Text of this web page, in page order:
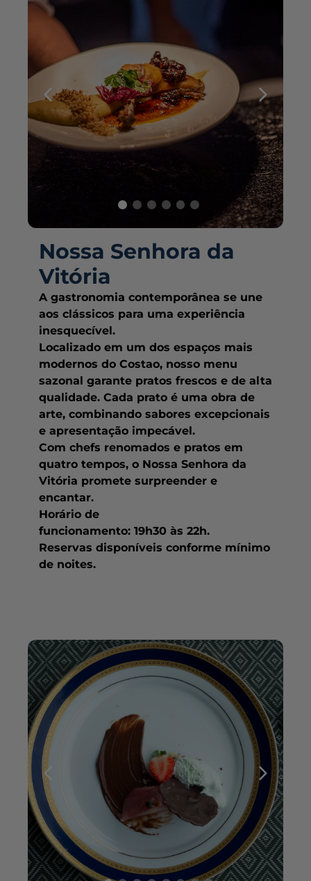
Nossa Senhora da
Vitória
A gastronomia contemporânea se une
aos clássicos para uma experiência
inesquecível.
Localizado em um dos espaços mais
modernos do Costao, nosso menu
sazonal garante pratos frescos e de alta
qualidade. Cada prato é uma obra de
arte, combinando sabores excepcionais
e apresentação impecável.
Com chefs renomados e pratos em
quatro tempos, o Nossa Senhora da
Vitória promete surpreender e
encantar.
Horário de
funcionamento: 19h30 às 22h.
Reservas disponíveis conforme mínimo
de noites.